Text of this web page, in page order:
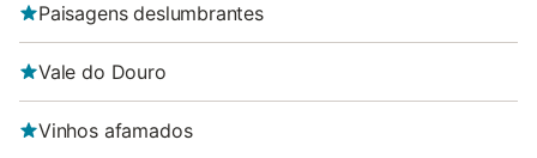
Paisagens deslumbrantes
Vale do Douro
Vinhos afamados